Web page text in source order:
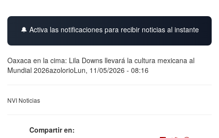
🔔 Activa las notificaciones para recibir noticias al instante
Oaxaca en la cima: Lila Downs llevará la cultura mexicana al
Mundial 2026azolorioLun, 11/05/2026 - 08:16
NVI Noticias
Compartir en: